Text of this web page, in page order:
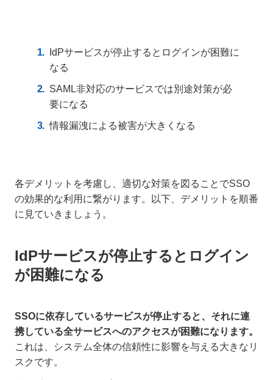
IdPサービスが停止するとログインが困難に
なる
SAML非対応のサービスでは別途対策が必
要になる
情報漏洩による被害が大きくなる
各デメリットを考慮し、適切な対策を図ることでSSO
の効果的な利用に繋がります。以下、デメリットを順番
に見ていきましょう。
IdPサービスが停止するとログイン
が困難になる
SSOに依存しているサービスが停止すると、それに連
携している全サービスへのアクセスが困難になります。
これは、システム全体の信頼性に影響を与える大きなリ
スクです。